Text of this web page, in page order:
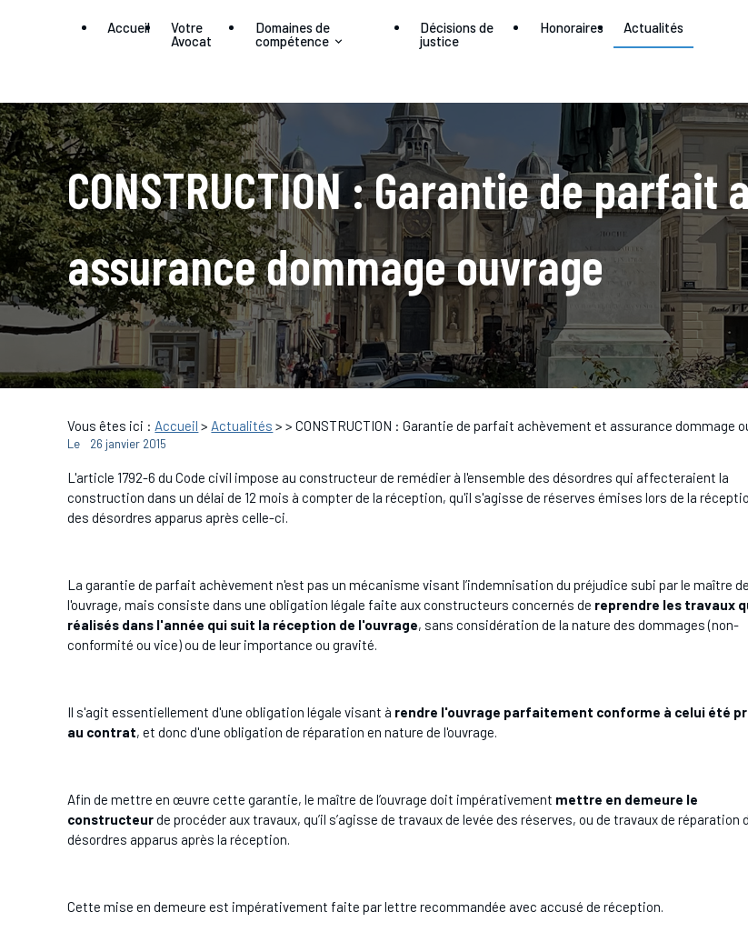
Accueil
Votre
Avocat
Domaines de
compétence
Décisions de
justice
Honoraires Actualités
CONSTRUCTION : Garantie de
assurance dommage ouvrage
Vous êtes ici : Accueil > Actualités >> CONSTRUCTION : Garantie de parfait achèvement et assurance dommage
Le 26 janvier 2015
L'article 1792-6 du Code civil impose au constructeur de remédier à l'ensemble des désordres qui affecteraient la
construction dans un délai de 12 mois à compter de la réception, qu'il s'agisse de réserves émises lors de la
des désordres apparus après celle-ci.
La garantie de parfait achèvement n'est pas un mécanisme visant l’indemnisation du préjudice subi par le maître de
l'ouvrage, mais consiste dans une obligation légale faite aux constructeurs concernés de reprendre les travaux
réalisés dans l'année qui suit la réception de l'ouvrage, sans considération de la nature des dommages (non-
conformité ou vice) ou de leur importance ou gravité.
Il s'agit essentiellement d'une obligation légale visant à rendre l'ouvrage parfaitement conforme à celui été
au contrat, et donc d'une obligation de réparation en nature de l'ouvrage.
Afin de mettre en œuvre cette garantie, le maître de l’ouvrage doit impérativement mettre en demeure le
constructeurde procéder aux travaux, qu’il s’agisse de travaux de levée des réserves, ou de travaux de réparation
désordres apparus après la réception.
Cette mise en demeure est impérativement faite par lettre recommandée avec accusé de réception.